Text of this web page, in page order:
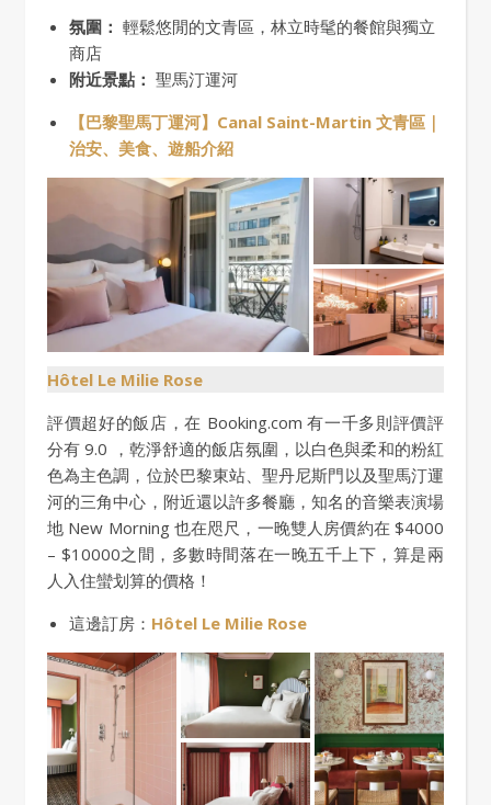
氛圍： 輕鬆悠閒的文青區，林立時髦的餐館與獨立
商店
附近景點： 聖馬汀運河
【巴黎聖馬丁運河】Canal Saint-Martin 文青區｜
治安、美食、遊船介紹
Hôtel Le Milie Rose
評價超好的飯店，在 Booking.com 有一千多則評價評
分有 9.0 ，乾淨舒適的飯店氛圍，以白色與柔和的粉紅
色為主色調，位於巴黎東站、聖丹尼斯門以及聖馬汀運
河的三角中心，附近還以許多餐廳，知名的音樂表演場
地 New Morning 也在咫尺，一晚雙人房價約在 $4000
– $10000之間，多數時間落在一晚五千上下，算是兩
人入住蠻划算的價格！
這邊訂房： Hôtel Le Milie Rose